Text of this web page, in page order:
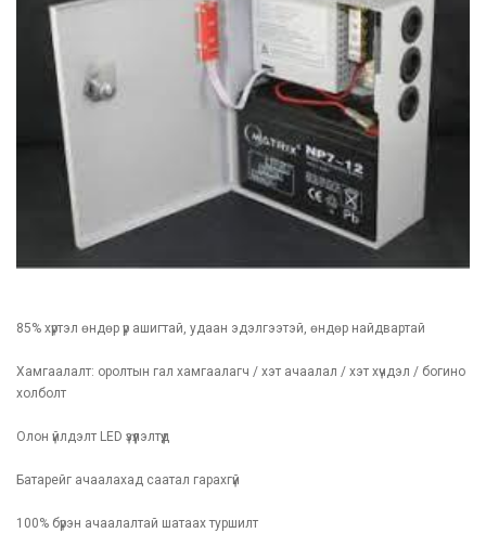
85% хүртэл өндөр үр ашигтай, удаан эдэлгээтэй, өндөр найдвартай
Хамгаалалт: оролтын гал хамгаалагч / хэт ачаалал / хэт хүчдэл / богино
холболт
Олон үйлдэлт LED үзүүлэлтүүд
Батарейг ачаалахад саатал гарахгүй
100% бүрэн ачаалалтай шатаах туршилт